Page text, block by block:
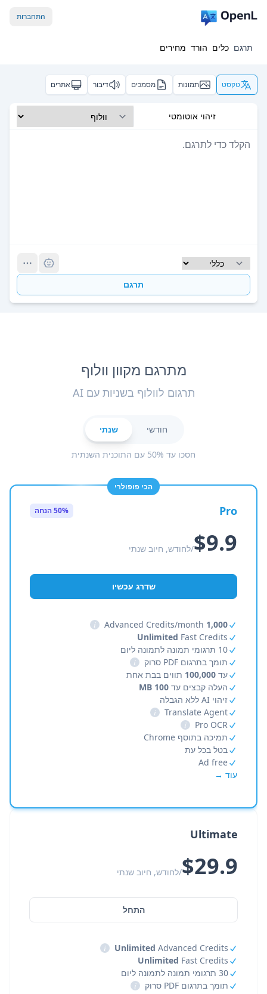
התחברות
תרגם כלים הורד מחירים
טקסט תמונות מסמכים דיבור אתרים
זיהוי אוטומטי
תרגם
מתרגם מקוון וולוף
תרגום לוולוף בשניות עם AI
חודשי שנתי
חסכו עד 50% עם התוכנית השנתית
הכי פופולרי
Pro 50% הנחה
$9.9/לחודש, חיוב שנתי
שדרג עכשיו
1,000
i
Unlimited Fast Credits
10 תרגומי תמונה לתמונה ליום
תומך בתרגום PDF סרוק
i
עד 100,000 תווים בבת אחת
העלה קבצים עד 100 MB
זיהוי AI ללא הגבלה
Translate Agent
i
Pro OCR
i
תמיכה בתוסף Chrome
בטל בכל עת
Ad free
עוד →
Ultimate
$29.9/לחודש, חיוב שנתי
התחל
Unlimited Advanced Credits
i
Unlimited Fast Credits
30 תרגומי תמונה לתמונה ליום
תומך בתרגום PDF סרוק
i